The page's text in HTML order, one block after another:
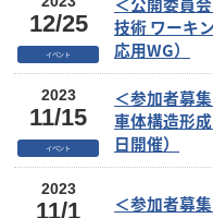
技術 ワーキ
応用WG）
12/25
イベント
＜参加者募
車体構造形
日開催）
2023
11/15
イベント
＜参加者募
2023
11/1